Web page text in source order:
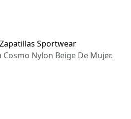
Zapatillas Sportwear
Nylon Beige De Mujer.